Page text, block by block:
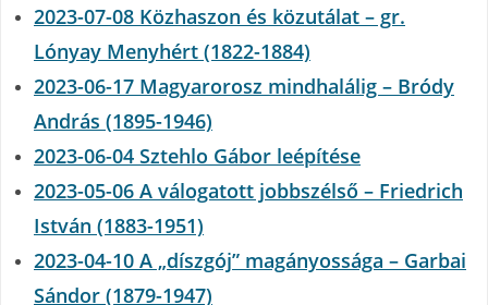
2023-07-08 Közhaszon és közutálat – gr.
Lónyay Menyhért (1822-1884)
2023-06-17 Magyarorosz mindhalálig – Bródy
András (1895-1946)
2023-06-04 Sztehlo Gábor leépítése
2023-05-06 A válogatott jobbszélső – Friedrich
István (1883-1951)
2023-04-10 A „díszgój” magányossága – Garbai
Sándor (1879-1947)